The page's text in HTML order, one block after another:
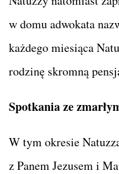
w domu adwokata
każdego miesiąca
rodzinę skromną
Spotkania ze
W tym okresie
z Panem Jezusem i